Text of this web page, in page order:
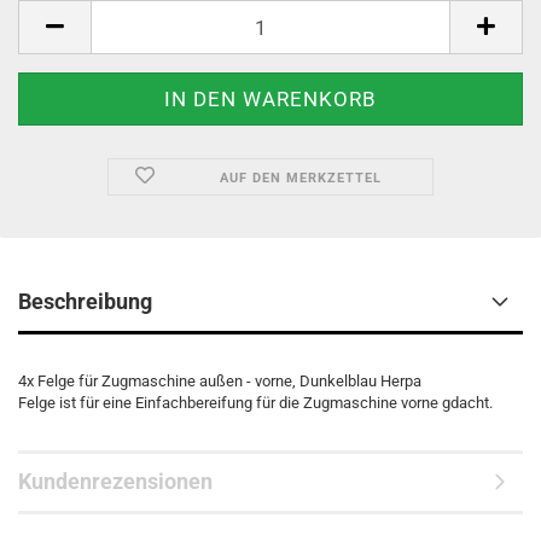
AUF DEN MERKZETTEL
Beschreibung
4x Felge für Zugmaschine außen - vorne, Dunkelblau Herpa
Felge ist für eine Einfachbereifung für die Zugmaschine vorne gdacht.
Kundenrezensionen